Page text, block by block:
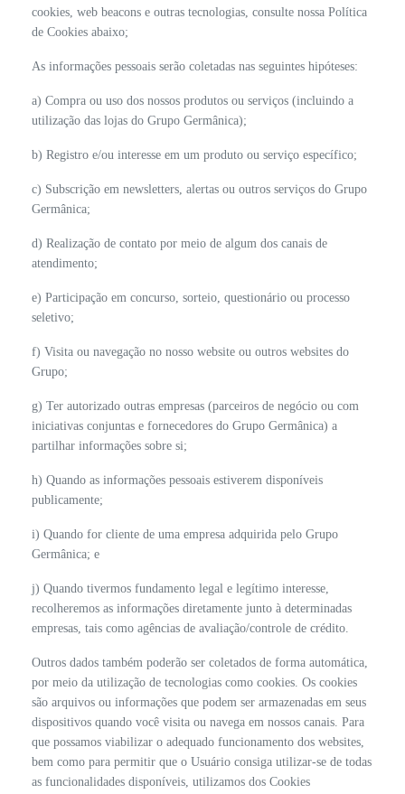
cookies, web beacons e outras tecnologias, consulte nossa Política
de Cookies abaixo;
As informações pessoais serão coletadas nas seguintes hipóteses:
a) Compra ou uso dos nossos produtos ou serviços (incluindo a
utilização das lojas do Grupo Germânica);
b) Registro e/ou interesse em um produto ou serviço específico;
c) Subscrição em newsletters, alertas ou outros serviços do Grupo
Germânica;
d) Realização de contato por meio de algum dos canais de
atendimento;
e) Participação em concurso, sorteio, questionário ou processo
seletivo;
f) Visita ou navegação no nosso website ou outros websites do
Grupo;
g) Ter autorizado outras empresas (parceiros de negócio ou com
iniciativas conjuntas e fornecedores do Grupo Germânica) a
partilhar informações sobre si;
h) Quando as informações pessoais estiverem disponíveis
publicamente;
i) Quando for cliente de uma empresa adquirida pelo Grupo
Germânica; e
j) Quando tivermos fundamento legal e legítimo interesse,
recolheremos as informações diretamente junto à determinadas
empresas, tais como agências de avaliação/controle de crédito.
Outros dados também poderão ser coletados de forma automática,
por meio da utilização de tecnologias como cookies. Os cookies
são arquivos ou informações que podem ser armazenadas em seus
dispositivos quando você visita ou navega em nossos canais. Para
que possamos viabilizar o adequado funcionamento dos websites,
bem como para permitir que o Usuário consiga utilizar-se de todas
as funcionalidades disponíveis, utilizamos dos Cookies